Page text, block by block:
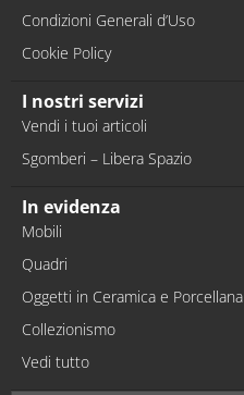
Condizioni Generali d’Uso
Cookie Policy
I nostri servizi
Vendi i tuoi articoli
Sgomberi – Libera Spazio
In evidenza
Mobili
Quadri
Oggetti in Ceramica e Porcellana
Collezionismo
Vedi tutto